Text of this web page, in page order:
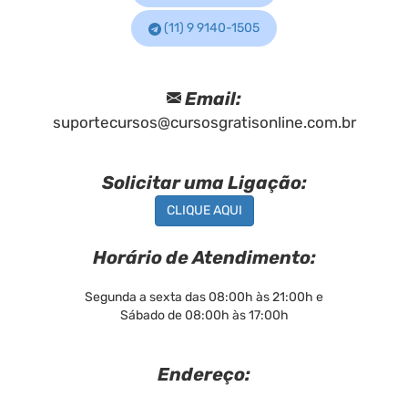
(11) 9 9140-1505
Email:
suportecursos@cursosgratisonline.com.br
Solicitar uma Ligação:
CLIQUE AQUI
Horário de Atendimento:
Segunda a sexta das 08:00h às 21:00h e
Sábado de 08:00h às 17:00h
Endereço: